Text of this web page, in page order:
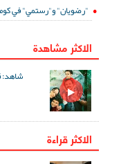
"رضويان" و"رستمي" في
الاكثر مشاهدة
شاهد:
الاكثر قراءة